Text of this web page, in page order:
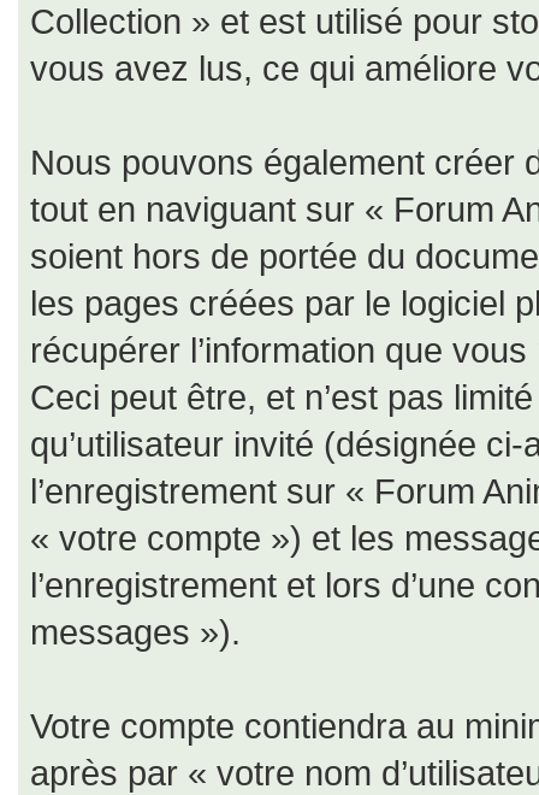
Collection » et est utilisé pour
vous avez lus, ce qui améliore
Nous pouvons également créer
tout en naviguant sur « Forum
soient hors de portée du
les pages créées par le logiciel
récupérer l’information que
Ceci peut être, et n’est pas
qu’utilisateur invité (désignée
l’enregistrement sur « Forum
« votre compte ») et les
l’enregistrement et lors d’une
messages »).
Votre compte contiendra au
après par « votre nom